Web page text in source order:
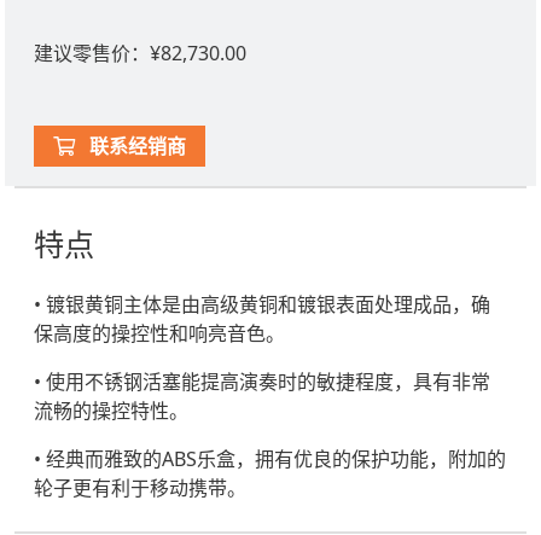
建议零售价：¥82,730.00
联系经销商
特点
• 镀银黄铜主体是由高级黄铜和镀银表面处理成品，确
保高度的操控性和响亮音色。
• 使用不锈钢活塞能提高演奏时的敏捷程度，具有非常
流畅的操控特性。
• 经典而雅致的ABS乐盒，拥有优良的保护功能，附加的
轮子更有利于移动携带。